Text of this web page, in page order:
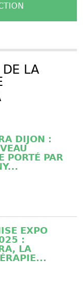
DE LA
DIJON :
PORTÉ PAR
EXPO
:
LA